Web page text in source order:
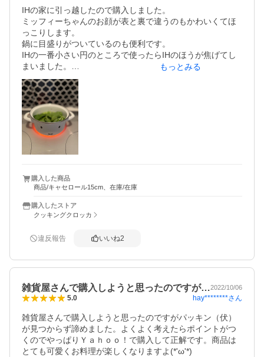
IHの家に引っ越したので購入しました。
ミッフィーちゃんのお顔が表と裏で違うのもかわいくてほ
っこりします。
鍋に目盛りがついているのも便利です。
IHの一番小さい円のところで使ったらIHのほうが焦げてし
まいました。
お鍋はなんともないです。
手前の大きい円でも使えたので失敗しました。
もっとみる
購入した商品
商品/キャセロール15cm、在庫/在庫
購入したストア
クッキングクロッカ
違反報告 いいね2
雑貨屋さんで購入しようと思ったのですが…2022/10/06
5.0 hay********さん
雑貨屋さんで購入しようと思ったのですがパッキン（伏）
が見つからず諦めました。よくよく考えたらポイントがつ
くのでやっぱりＹａｈｏｏ！で購入して正解です。商品は
とても可愛くお料理が楽しくなりますよ(*'ω'*)